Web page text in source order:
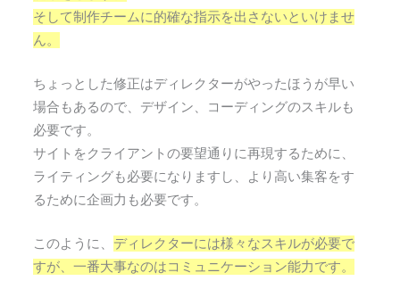
そして制作チームに的確な指示を出さないといけませ
ん。
ちょっとした修正はディレクターがやったほうが早い
場合もあるので、デザイン、コーディングのスキルも
必要です。
サイトをクライアントの要望通りに再現するために、
ライティングも必要になりますし、より高い集客をす
るために企画力も必要です。
このように、 ディレクターには様々なスキルが必要で
すが、一番大事なのはコミュニケーション能力です。